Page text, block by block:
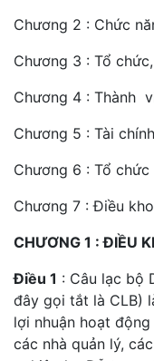
Chương 2 : Chức
Chương 3 : Tổ
Chương 4 : Thành
Chương 5 : Tài
Chương 6 : Tổ
Chương 7 : Điều
CHƯƠNG 1 : ĐIỀU
Điều 1 : Câu lạc bộ
đây gọi tắt là CLB)
lợi nhuận hoạt
các nhà quản lý,